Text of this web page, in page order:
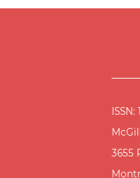
ISSN:
3655